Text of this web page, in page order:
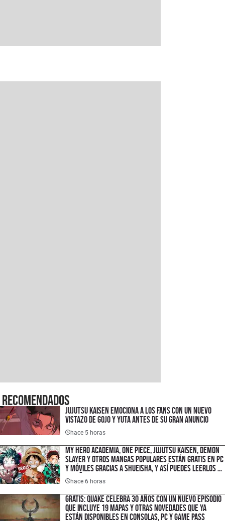
Recomendados
Jujutsu Kaisen emociona a los fans con un nuevo
vistazo de Gojo y Yuta antes de su gran anuncio
hace 5 horas
My Hero Academia, One Piece, Jujutsu Kaisen, Demon
Slayer y otros mangas populares están gratis en PC
y móviles gracias a Shueisha, y así puedes leerlos en
español
hace 6 horas
Gratis: Quake celebra 30 años con un nuevo episodio
que incluye 19 mapas y otras novedades que ya
están disponibles en consolas, PC y Game Pass